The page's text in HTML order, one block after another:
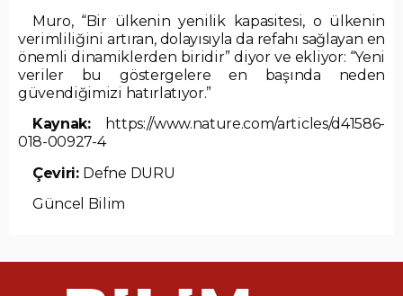
Muro, “Bir ülkenin yenilik kapasitesi, o ülkenin
verimliliğini artıran, dolayısıyla da refahı sağlayan en
önemli dinamiklerden biridir” diyor ve ekliyor: “Yeni
veriler bu göstergelere en başında neden
güvendiğimizi hatırlatıyor.”
Kaynak:
https://www.nature.com/articles/d41586-
018-00927-4
Çeviri: Defne DURU
Güncel Bilim